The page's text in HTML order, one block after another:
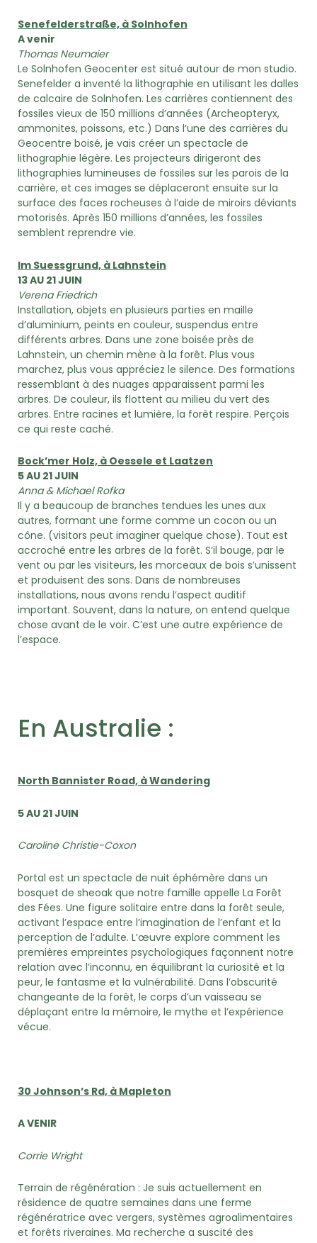
Senefelderstraße, à Solnhofen
A venir
Thomas Neumaier
Le Solnhofen Geocenter est situé autour de mon studio.
Senefelder a inventé la lithographie en utilisant les dalles
de calcaire de Solnhofen. Les carrières contiennent des
fossiles vieux de 150 millions d’années (Archeopteryx,
ammonites, poissons, etc.) Dans l’une des carrières du
Geocentre boisé, je vais créer un spectacle de
lithographie légère. Les projecteurs dirigeront des
lithographies lumineuses de fossiles sur les parois de la
carrière, et ces images se déplaceront ensuite sur la
surface des faces rocheuses à l’aide de miroirs déviants
motorisés. Après 150 millions d’années, les fossiles
semblent reprendre vie.
Im Suessgrund, à Lahnstein
13 AU 21 JUIN
Verena Friedrich
Installation, objets en plusieurs parties en maille
d’aluminium, peints en couleur, suspendus entre
différents arbres. Dans une zone boisée près de
Lahnstein, un chemin mène à la forêt. Plus vous
marchez, plus vous appréciez le silence. Des formations
ressemblant à des nuages apparaissent parmi les
arbres. De couleur, ils flottent au milieu du vert des
arbres. Entre racines et lumière, la forêt respire. Perçois
ce qui reste caché.
Bock’mer Holz, à Oessele et Laatzen
5 AU 21 JUIN
Anna & Michael Rofka
Il y a beaucoup de branches tendues les unes aux
autres, formant une forme comme un cocon ou un
cône. (visitors peut imaginer quelque chose). Tout est
accroché entre les arbres de la forêt. S’il bouge, par le
vent ou par les visiteurs, les morceaux de bois s’unissent
et produisent des sons. Dans de nombreuses
installations, nous avons rendu l’aspect auditif
important. Souvent, dans la nature, on entend quelque
chose avant de le voir. C’est une autre expérience de
l’espace.
En Australie :
North Bannister Road, à Wandering
5 AU 21 JUIN
Caroline Christie-Coxon
Portal est un spectacle de nuit éphémère dans un
bosquet de sheoak que notre famille appelle La Forêt
des Fées. Une figure solitaire entre dans la forêt seule,
activant l’espace entre l’imagination de l’enfant et la
perception de l’adulte. L’œuvre explore comment les
premières empreintes psychologiques façonnent notre
relation avec l’inconnu, en équilibrant la curiosité et la
peur, le fantasme et la vulnérabilité. Dans l’obscurité
changeante de la forêt, le corps d’un vaisseau se
déplaçant entre la mémoire, le mythe et l’expérience
vécue.
30 Johnson’s Rd, à Mapleton
A VENIR
Corrie Wright
Terrain de régénération : Je suis actuellement en
résidence de quatre semaines dans une ferme
régénératrice avec vergers, systèmes agroalimentaires
et forêts riveraines. Ma recherche a suscité des